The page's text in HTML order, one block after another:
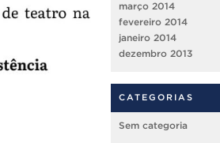
março 2014
fevereiro 2014
janeiro 2014
dezembro 2013
CATEGORIAS
Sem categoria